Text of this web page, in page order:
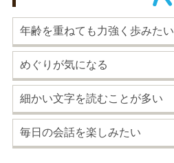
年齢を重ねても力強く歩みたい
めぐりが気になる
細かい文字を読むことが多い
毎日の会話を楽しみたい